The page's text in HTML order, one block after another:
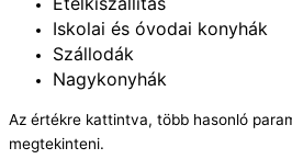
Iskolai és óvodai konyhák
Szállodák
Nagykonyhák
Az értékre kattintva, több hasonló
megtekinteni.